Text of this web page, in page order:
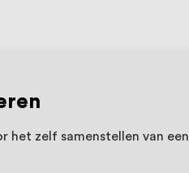
het zelf samenstellen van een